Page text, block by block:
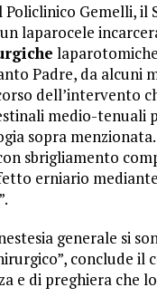
Policlinico Gemelli,
laparocele
Padre, da alcuni
dell’intervento
medio-
sopra
sbrigliamento
erniario
generale si
conclude il
e di preghiera che